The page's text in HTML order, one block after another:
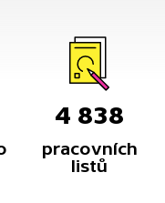
4 838
pracovních
listů